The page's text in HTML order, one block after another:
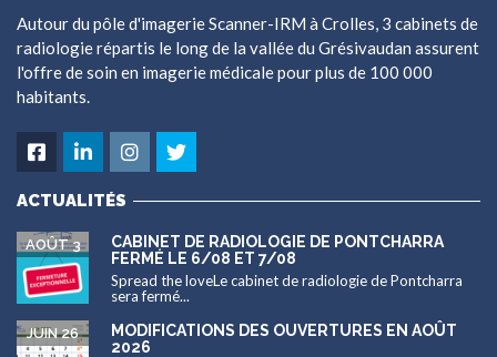
Autour du pôle d'imagerie Scanner-IRM à Crolles, 3 cabinets de
radiologie répartis le long de la vallée du Grésivaudan assurent
l'offre de soin en imagerie médicale pour plus de 100 000
habitants.
ACTUALITÉS
CABINET DE RADIOLOGIE DE PONTCHARRA
FERMÉ LE 6/08 ET 7/08
AOÛT 3
Spread the loveLe cabinet de radiologie de Pontcharra
sera fermé...
MODIFICATIONS DES OUVERTURES EN AOÛT
2026
JUIN 26